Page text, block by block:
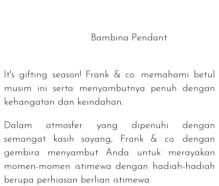
Bambina Pendant
It's gifting season! Frank & co. memahami betul
musim ini serta menyambutnya penuh dengan
kehangatan dan keindahan.
Dalam atmosfer yang dipenuhi dengan
semangat kasih sayang, Frank & co. dengan
gembira menyambut Anda untuk merayakan
momen-momen istimewa dengan hadiah-hadiah
berupa perhiasan berlian istimewa.